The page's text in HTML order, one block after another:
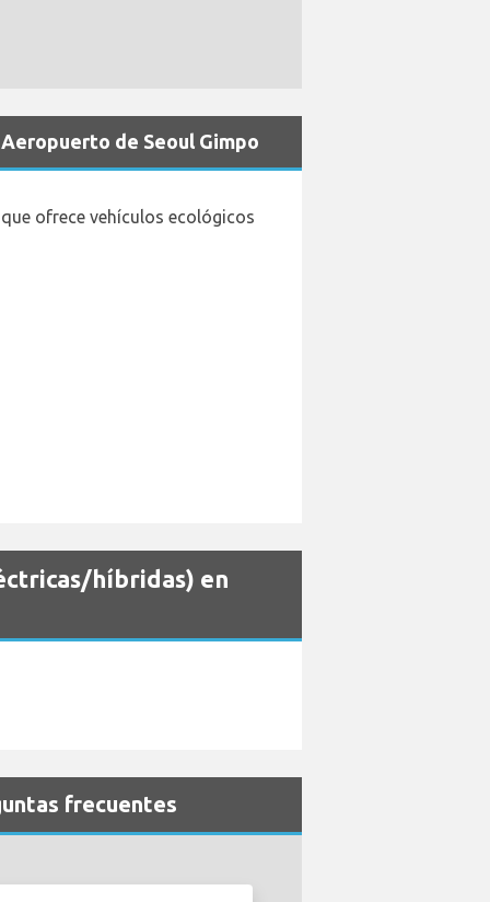
de Seoul Gimpo
ofrece vehículos ecológicos
híbridas) en
frecuentes